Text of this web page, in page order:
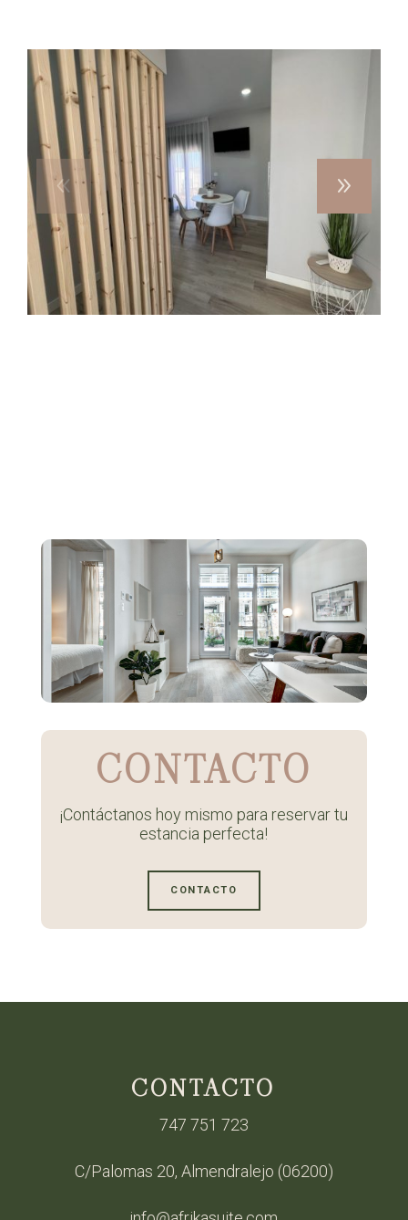
CONTACTO
¡Contáctanos hoy mismo para reservar tu
estancia perfecta!
CONTACTO
CONTACTO
747 751 723
C/Palomas 20, Almendralejo (06200)